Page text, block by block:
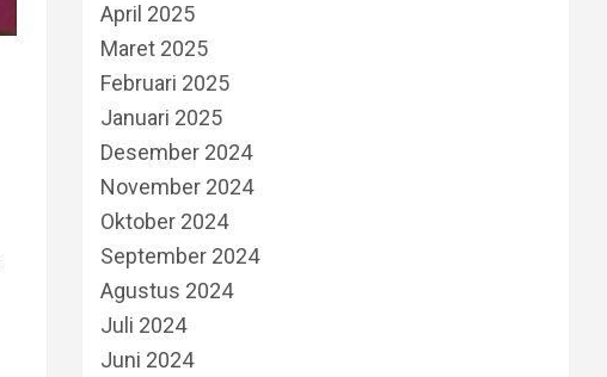
April 2025
Maret 2025
Februari 2025
Januari 2025
Desember 2024
November 2024
Oktober 2024
September 2024
Agustus 2024
Juli 2024
Juni 2024